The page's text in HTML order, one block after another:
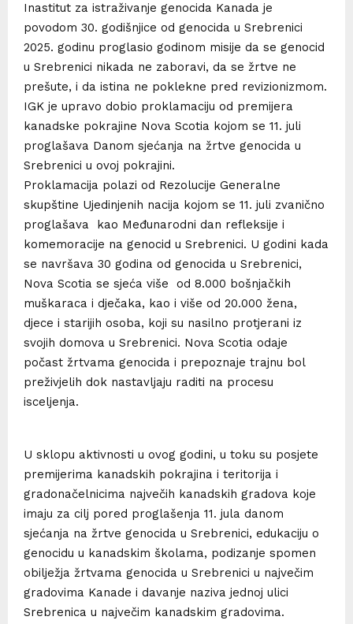
Inastitut za istraživanje genocida Kanada je
povodom 30. godišnjice od genocida u Srebrenici
2025. godinu proglasio godinom misije da se genocid
u Srebrenici nikada ne zaboravi, da se žrtve ne
prešute, i da istina ne poklekne pred revizionizmom.
IGK je upravo dobio proklamaciju od premijera
kanadske pokrajine Nova Scotia kojom se 11. juli
proglašava Danom sjećanja na žrtve genocida u
Srebrenici u ovoj pokrajini.
Proklamacija polazi od Rezolucije Generalne
skupštine Ujedinjenih nacija kojom se 11. juli zvanično
proglašava kao Međunarodni dan refleksije i
komemoracije na genocid u Srebrenici. U godini kada
se navršava 30 godina od genocida u Srebrenici,
Nova Scotia se sjeća više od 8.000 bošnjačkih
muškaraca i dječaka, kao i više od 20.000 žena,
djece i starijih osoba, koji su nasilno protjerani iz
svojih domova u Srebrenici. Nova Scotia odaje
počast žrtvama genocida i prepoznaje trajnu bol
preživjelih dok nastavljaju raditi na procesu
isceljenja.
U sklopu aktivnosti u ovog godini, u toku su posjete
premijerima kanadskih pokrajina i teritorija i
gradonačelnicima največih kanadskih gradova koje
imaju za cilj pored proglašenja 11. jula danom
sjećanja na žrtve genocida u Srebrenici, edukaciju o
genocidu u kanadskim školama, podizanje spomen
obilježja žrtvama genocida u Srebrenici u največim
gradovima Kanade i davanje naziva jednoj ulici
Srebrenica u največim kanadskim gradovima.